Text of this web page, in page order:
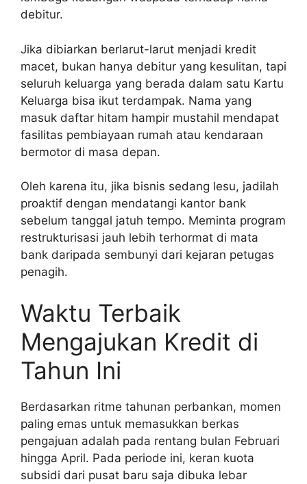
debitur.
Jika dibiarkan berlarut-larut menjadi kredit
macet, bukan hanya debitur yang kesulitan, tapi
seluruh keluarga yang berada dalam satu Kartu
Keluarga bisa ikut terdampak. Nama yang
masuk daftar hitam hampir mustahil mendapat
fasilitas pembiayaan rumah atau kendaraan
bermotor di masa depan.
Oleh karena itu, jika bisnis sedang lesu, jadilah
proaktif dengan mendatangi kantor bank
sebelum tanggal jatuh tempo. Meminta program
restrukturisasi jauh lebih terhormat di mata
bank daripada sembunyi dari kejaran petugas
penagih.
Waktu Terbaik
Mengajukan Kredit di
Tahun Ini
Berdasarkan ritme tahunan perbankan, momen
paling emas untuk memasukkan berkas
pengajuan adalah pada rentang bulan Februari
hingga April. Pada periode ini, keran kuota
subsidi dari pusat baru saja dibuka lebar